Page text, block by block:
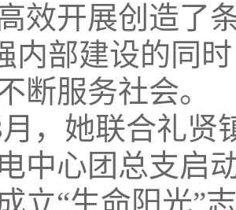
效开展创造了
内部建设的同
断服务社会。
，她联合礼贤
中心团总支启
立“生命阳光”